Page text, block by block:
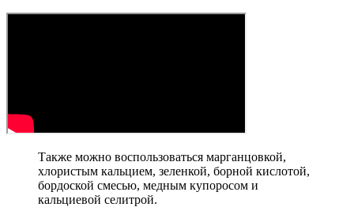
Также можно воспользоваться марганцовкой,
хлористым кальцием, зеленкой, борной кислотой,
бордоской смесью, медным купоросом и
кальциевой селитрой.